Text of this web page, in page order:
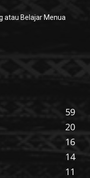
atau Belajar Menua
59
20
16
14
11